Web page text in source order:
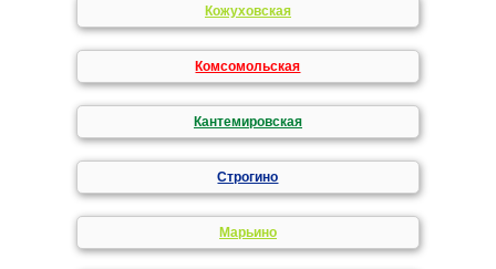
Кожуховская
Комсомольская
Кантемировская
Строгино
Марьино